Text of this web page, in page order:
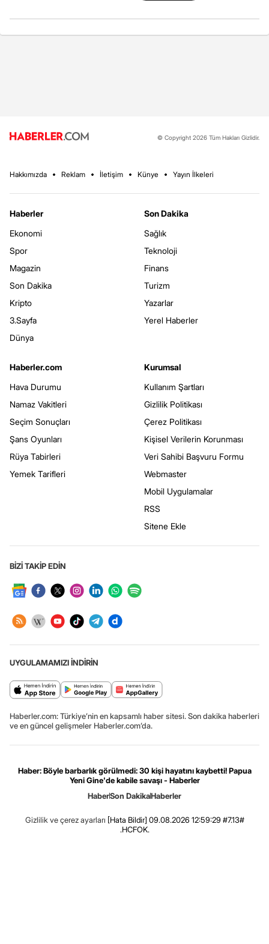
© Copyright 2026 Tüm Hakları Gizlidir.
Hakkımızda Reklam İletişim Künye Yayın İlkeleri
Haberler
Ekonomi
Spor
Magazin
Son Dakika
Kripto
3.Sayfa
Dünya
Son Dakika
Sağlık
Teknoloji
Finans
Turizm
Yazarlar
Yerel Haberler
Haberler.com
Hava Durumu
Namaz Vakitleri
Seçim Sonuçları
Şans Oyunları
Rüya Tabirleri
Yemek Tarifleri
Kurumsal
Kullanım Şartları
Gizlilik Politikası
Çerez Politikası
Kişisel Verilerin Korunması
Veri Sahibi Başvuru Formu
Webmaster
Mobil Uygulamalar
RSS
Sitene Ekle
BİZİ TAKİP EDİN
UYGULAMAMIZI İNDİRİN
Haberler.com: Türkiye’nin en kapsamlı haber sitesi. Son dakika haberleri
ve en güncel gelişmeler Haberler.com’da.
Haber: Böyle barbarlık görülmedi: 30 kişi hayatını kaybetti! Papua
Yeni Gine'de kabile savaşı - Haberler
HaberSon DakikaHaberler
Gizlilik ve çerez ayarları [Hata Bildir] 09.08.2026 12:59:29 #7.13#
.HCFOK.